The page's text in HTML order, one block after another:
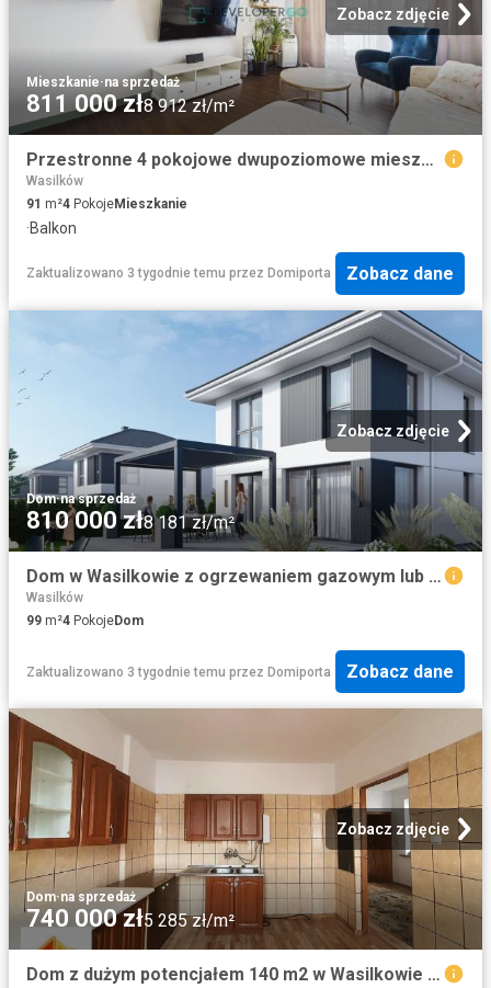
Zobacz zdjęcie
Mieszkanie·na sprzedaż
811 000 zł8 912 zł/m²
Przestronne 4 pokojowe dwupoziomowe mieszkanie 91 m² polecam!
Wasilków
91 m²4 PokojeMieszkanie
·Balkon
Zaktualizowano 3 tygodnie temu przez Domiporta Zobacz dane
Zobacz zdjęcie
Dom·na sprzedaż
810 000 zł8 181 zł/m²
Dom w Wasilkowie z ogrzewaniem gazowym lub pompą ciepła
Wasilków
99 m²4 PokojeDom
Zaktualizowano 3 tygodnie temu przez Domiporta Zobacz dane
Zobacz zdjęcie
Dom·na sprzedaż
740 000 zł5 285 zł/m²
Dom z dużym potencjałem 140 m2 w Wasilkowie zapraszam